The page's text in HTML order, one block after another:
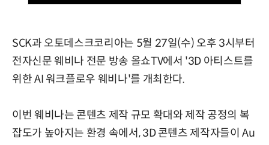
SCK과 오토데스크코리아는 5월 27일(수) 오후 3시부터
전자신문 웨비나 전문 방송 올쇼TV에서 '3D 아티스트를
위한 AI 워크플로우 웨비나'를 개최한다.
이번 웨비나는 콘텐츠 제작 규모 확대와 제작 공정의 복
잡도가 높아지는 환경 속에서, 3D 콘텐츠 제작자들이 Au